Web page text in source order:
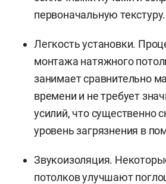
первоначальную текстуру.
Легкость установки.
монтажа натяжного
занимает сравнительно
времени и не требует
усилий, что существенно
уровень загрязнения в
Звукоизоляция.
потолков улучшают